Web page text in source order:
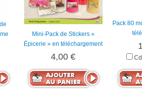
Mini-Pack de Stickers «
Épicerie » en téléchargement
4,00 €
Pack 80